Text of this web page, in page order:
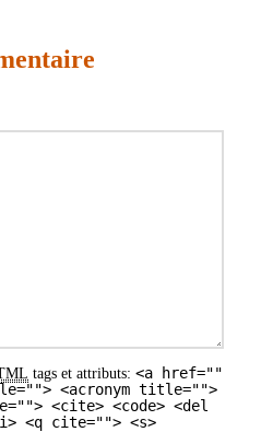
tags et attributs: <a href=""
<acronym title="">
<cite> <code> <del
<q cite=""> <s>